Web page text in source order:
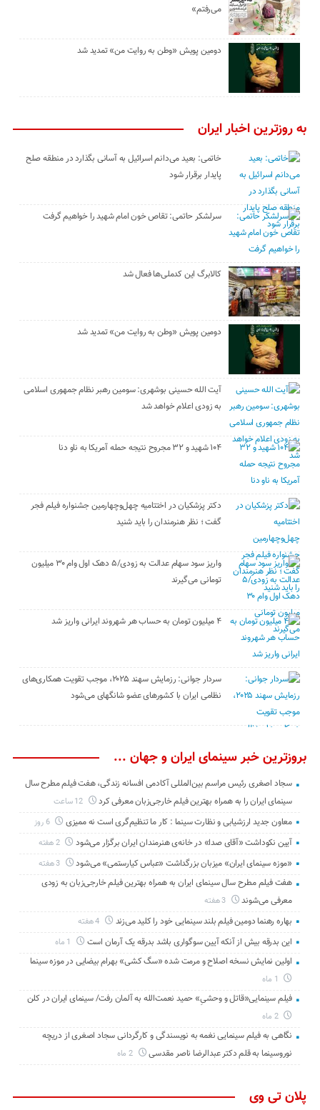
می‌رفتم»
دومین پویش «وطن به روایت من» تمدید شد
به روزترین اخبار ایران
خاتمی: بعید می‌دانم اسرائیل به آسانی بگذارد در منطقه صلح
پایدار برقرار شود
سرلشکر حاتمی: تقاص خون امام شهید را خواهیم گرفت
کالابرگ این کدملی‌ها فعال شد
دومین پویش «وطن به روایت من» تمدید شد
آیت الله حسینی بوشهری: سومین رهبر نظام جمهوری اسلامی
به زودی اعلام خواهد شد
۱۰۴ شهید و ۳۲ مجروح نتیجه حمله آمریکا به ناو دنا
دکتر پزشکیان در اختتامیه چهل‌وچهارمین جشنواره فیلم فجر
گفت ؛ نظر هنرمندان را باید شنید
واریز سود سهام عدالت به زودی/۵ دهک اول وام ۳۰ میلیون
تومانی می‌گیرند
۴ میلیون تومان به حساب هر شهروند ایرانی واریز شد
سردار جوانی: رزمایش سهند ۲۰۲۵، موجب تقویت همکاری‌های
نظامی ایران با کشور‌های عضو شانگهای می‌شود
بروزترین خبر سینمای ایران و جهان ...
سجاد اصغری رئیس مراسم بین‌المللی آکادمی افسانه زندگی، هفت فیلم مطرح سال
سینمای ایران را به همراه بهترین فیلم خارجی‌زبان معرفی کرد
12 ساعت
معاون جدید ارزشیابی و نظارت سینما : کار ما تنظیم‌گری است نه ممیزی 6 روز
آیین نکوداشت «آقای صدا» در خانه‌ی هنرمندان ایران برگزار می‌شود 2 هفته
«موزه سینمای ایران» میزبان بزرگداشت «عباس کیارستمی» می‌شود 3 هفته
هفت فیلم مطرح سال سینمای ایران به همراه بهترین فیلم خارجی‌زبان به زودی
معرفی می‌شوند
3 هفته
بهاره رهنما دومین فیلم بلند سینمایی خود را کلید می‌زند
این بدرقه بیش از آنکه آیین سوگواری باشد بدرقه یک آرمان است
اولین نمایش نسخه اصلاح و مرمت شده «سگ کشی» بهرام بیضایی در موزه سینما
فیلم سینمایی«قاتل و وحشیِ» حمید نعمت‌الله به آلمان رفت/ سینمای ایران در کلن
2 ماه
نگاهی به فیلم سینمایی نغمه به نویسندگی و کارگردانی سجاد اصغری از دریچه
نوروسینما به قلم دکتر عبدالرضا ناصر مقدسی
2 ماه
پلان تی وی